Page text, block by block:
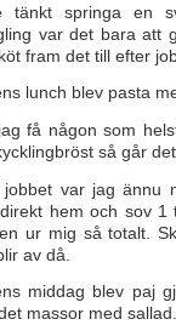
tänkt springa en
var det bara att
fram det till efter
lunch blev pasta
få någon som
så går
jobbet var jag ännu
hem och sov 1
ur mig så totalt.
av då.
middag blev paj
massor med sallad.